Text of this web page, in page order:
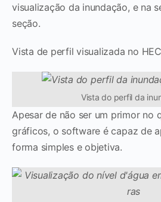
visualização da inundação, e na
seção.
Vista de perfil visualizada no
Vista do perfil da
Apesar de não ser um primor no
gráficos, o software é capaz de
forma simples e objetiva.